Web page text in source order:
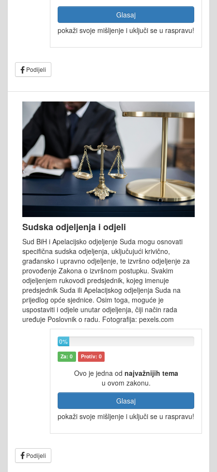
Glasaj
pokaži svoje mišljenje i uključi se u raspravu!
Podijeli
Sudska odjeljenja i odjeli
Sud BiH i Apelacijsko odjeljenje Suda mogu osnovati
specifična sudska odjeljenja, uključujući krivično,
građansko i upravno odjeljenje, te izvršno odjeljenje za
provođenje Zakona o izvršnom postupku. Svakim
odjeljenjem rukovodi predsjednik, kojeg imenuje
predsjednik Suda ili Apelacijskog odjeljenja Suda na
prijedlog opće sjednice. Osim toga, moguće je
uspostaviti i odjele unutar odjeljenja, čiji način rada
uređuje Poslovnik o radu. Fotografija: pexels.com
0%
Za: 0 Protiv: 0
Ovo je jedna od najvažnijih tema
u ovom zakonu.
Glasaj
pokaži svoje mišljenje i uključi se u raspravu!
Podijeli